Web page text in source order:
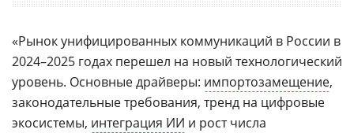
«Рынок унифицированных коммуникаций в России в
2024–2025 годах перешел на новый технологический
уровень. Основные драйверы: импортозамещение,
законодательные требования, тренд на цифровые
экосистемы, интеграция ИИ и рост числа